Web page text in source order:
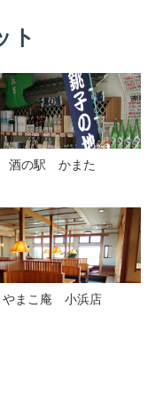
ト
酒の駅 かまた
やまこ庵 小浜店